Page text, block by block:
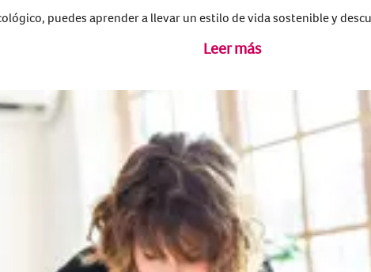
puedes aprender a llevar un estilo de vida sostenible y
Leer más
¡Únete a
Colhogar!